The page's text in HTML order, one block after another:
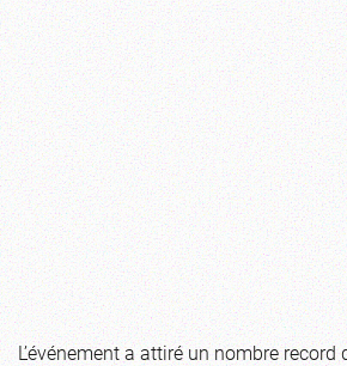
L’événement a attiré un nombre record